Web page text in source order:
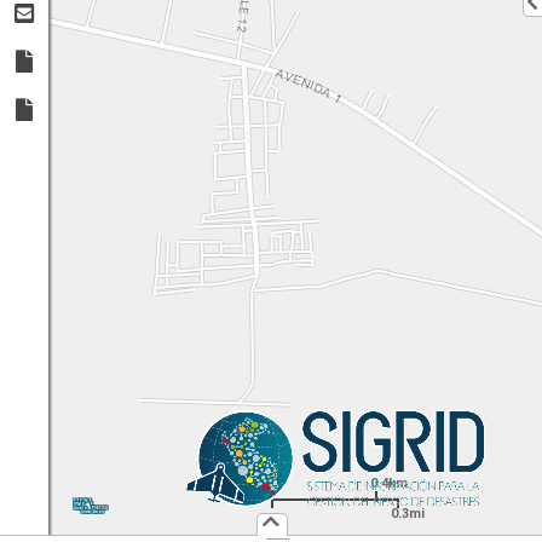
1:18,056
UTM
X:
Y:
Usuario :
PUBLICO
Iniciar Sesión
0.4km
0.3mi